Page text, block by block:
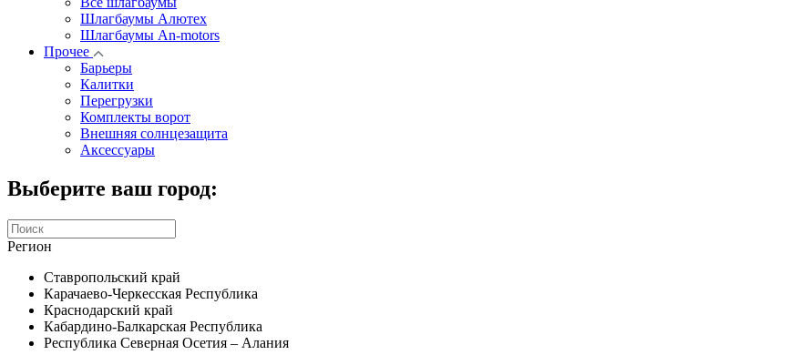
Шлагбаумы Алютех
Шлагбаумы An-motors
Прочее
Барьеры
Калитки
Перегрузки
Комплекты ворот
Внешняя солнцезащита
Аксессуары
Выберите ваш город:
Регион
Ставропольский край
Карачаево-Черкесская Республика
Краснодарский край
Кабардино-Балкарская Республика
Республика Северная Осетия – Алания